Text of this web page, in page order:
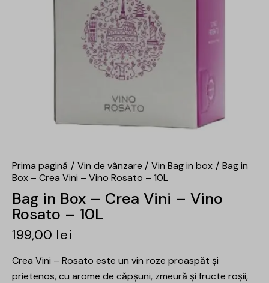
Prima pagină Vin de vânzare Vin Bag in box
Bag in
Box – Crea Vini – Vino Rosato – 10L
Bag in Box – Crea Vini – Vino
Rosato – 10L
199,00 lei
Crea Vini – Rosato este un vin roze proaspăt și
prietenos, cu arome de căpșuni, zmeură și fructe roșii,